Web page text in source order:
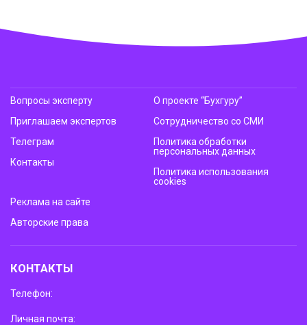
Вопросы эксперту
Приглашаем экспертов
Телеграм
Контакты
О проекте “Бухгуру”
Сотрудничество со СМИ
Политика обработки
персональных данных
Политика использования
cookies
Реклама на сайте
Авторские права
КОНТАКТЫ
Телефон:
Личная почта: